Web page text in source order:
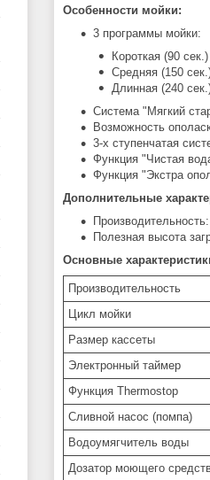
Особенности мойки:
3 программы мойки:
Короткая (90 сек.)
Средняя (150
Длинная (240
Система "Мягкий
Возможность
3-х ступенчатая
Функция "Чистая
Функция "Экстра
Дополнительные
Полезная высота
Основные
Производительность
Цикл мойки
Размер кассеты
Электронный таймер
Функция Thermostop
Сливной насос (помпа)
Водоумягчитель воды
Дозатор моющего